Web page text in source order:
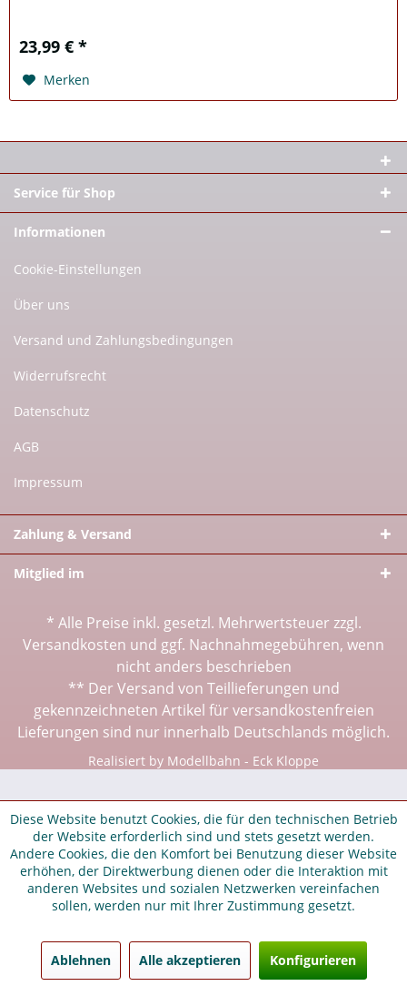
23,99 € *
Merken
Service für Shop
Informationen
Cookie-Einstellungen
Über uns
Versand und Zahlungsbedingungen
Widerrufsrecht
Datenschutz
AGB
Impressum
Zahlung & Versand
Mitglied im
* Alle Preise inkl. gesetzl. Mehrwertsteuer zzgl.
Versandkosten und ggf. Nachnahmegebühren, wenn
nicht anders beschrieben
** Der Versand von Teillieferungen und
gekennzeichneten Artikel für versandkostenfreien
Lieferungen sind nur innerhalb Deutschlands möglich.
Realisiert by Modellbahn - Eck Kloppe
Diese Website benutzt Cookies, die für den technischen Betrieb
der Website erforderlich sind und stets gesetzt werden.
Andere Cookies, die den Komfort bei Benutzung dieser Website
erhöhen, der Direktwerbung dienen oder die Interaktion mit
anderen Websites und sozialen Netzwerken vereinfachen
sollen, werden nur mit Ihrer Zustimmung gesetzt.
Ablehnen Alle akzeptieren Konfigurieren